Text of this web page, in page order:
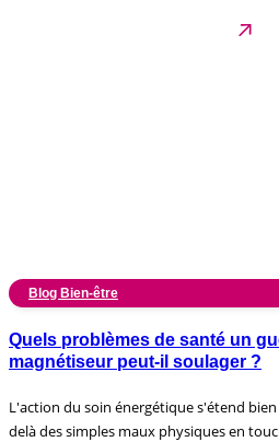
Blog Bien-être
Quels problèmes de santé un
magnétiseur peut-il soulager ?
L'action du soin énergétique s'étend
delà des simples maux physiques en